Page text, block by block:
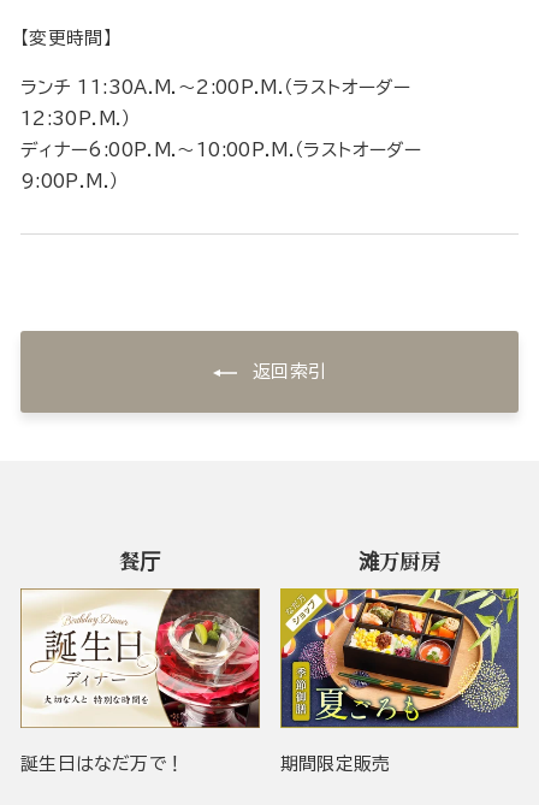
【変更時間】
ランチ 11:30A.M.～2:00P.M.（ラストオーダー
12:30P.M.）
ディナー6:00P.M.～10:00P.M.（ラストオーダー
9:00P.M.）
返回索引
餐厅
誕生日はなだ万で！
滩万厨房
期間限定販売